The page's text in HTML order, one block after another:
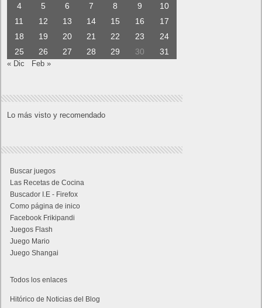
4
5 6 7 8 9
10
11
12 13 14 15 16
17
18
19 20 21 22 23
24
25
26 27 28 29 30 31
« Dic Feb »
Lo más visto y recomendado
Buscar juegos
Las Recetas de Cocina
Buscador I.E - Firefox
Como página de inico
Facebook Frikipandi
Juegos Flash
Juego Mario
Juego Shangai
Todos los enlaces
Hitórico de Noticias del Blog